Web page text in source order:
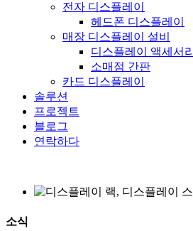
전자 디스플레이
헤드폰 디스플레이
매장 디스플레이 설비
디스플레이 액세서리
소매점 간판
카드 디스플레이
솔루션
프로젝트
블로그
연락하다
소식